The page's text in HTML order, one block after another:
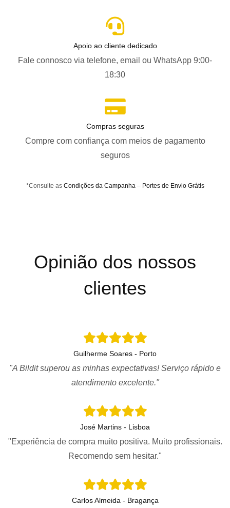
Apoio ao cliente dedicado
Fale connosco via telefone, email ou WhatsApp 9:00-
18:30
Compras seguras
Compre com confiança com meios de pagamento
seguros
*Consulte as Condições da Campanha – Portes de Envio Grátis
Opinião dos nossos
clientes
Guilherme Soares - Porto
"A Bildit superou as minhas expectativas! Serviço rápido e
atendimento excelente."
José Martins - Lisboa
"Experiência de compra muito positiva. Muito profissionais.
Recomendo sem hesitar."
Carlos Almeida - Bragança